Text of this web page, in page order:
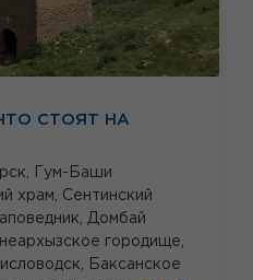
СТОЯТ НА
Гум-Баши
храм, Сентинский
Домбай
городище,
Баксанское